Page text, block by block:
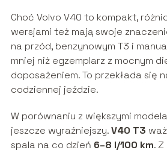
Choć Volvo V40 to kompakt,
wersjami też mają swoje
na przód, benzynowym T3 i
mniej niż egzemplarz z mocnym
doposażeniem. To przekłada się
codziennej jeździe.
W porównaniu z większymi
jeszcze wyraźniejszy.V40 T3
spala na co dzień 6–8 l/100 km.